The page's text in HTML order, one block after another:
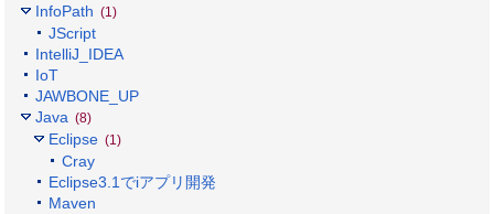
InfoPath (1)
JScript
IntelliJ_IDEA
IoT
JAWBONE_UP
Java (8)
Eclipse (1)
Cray
Eclipse3.1でiアプリ開発
Maven